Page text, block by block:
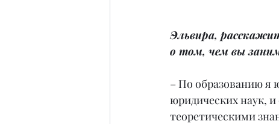
Эльвира,
о том, чем вы
– По образованию я
юридических наук,
теоретическими